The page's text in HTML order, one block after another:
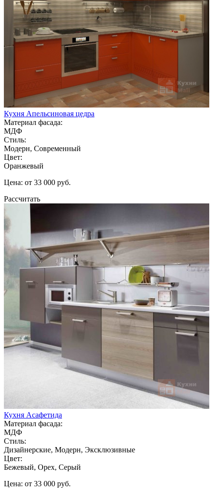
Кухня Апельсиновая цедра
Материал фасада:
МДФ
Стиль:
Модерн, Современный
Цвет:
Оранжевый
Цена: от 33 000 руб.
Рассчитать
Кухня Асафетида
Материал фасада:
МДФ
Стиль:
Дизайнерские, Модерн, Эксклюзивные
Цвет:
Бежевый, Орех, Серый
Цена: от 33 000 руб.